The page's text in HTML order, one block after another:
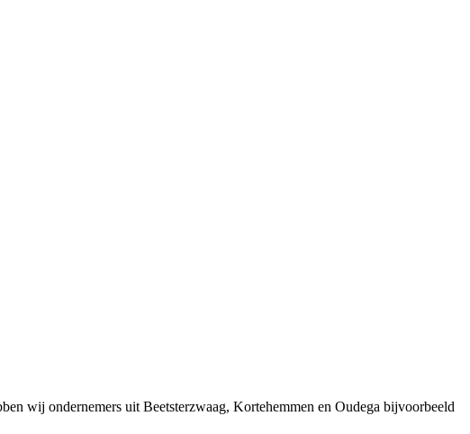
wij ondernemers uit Beetsterzwaag, Kortehemmen en Oudega bijvoorbeeld